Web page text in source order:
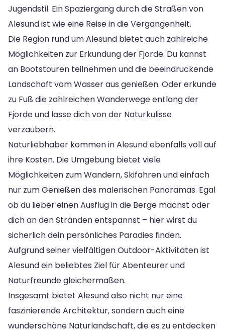
Jugendstil. Ein Spaziergang durch die Straßen von
Alesund ist wie eine Reise in die Vergangenheit.
Die Region rund um Alesund bietet auch zahlreiche
Möglichkeiten zur Erkundung der Fjorde. Du kannst
an Bootstouren teilnehmen und die beeindruckende
Landschaft vom Wasser aus genießen. Oder erkunde
zu Fuß die zahlreichen Wanderwege entlang der
Fjorde und lasse dich von der Naturkulisse
verzaubern.
Naturliebhaber kommen in Alesund ebenfalls voll auf
ihre Kosten. Die Umgebung bietet viele
Möglichkeiten zum Wandern, Skifahren und einfach
nur zum Genießen des malerischen Panoramas. Egal
ob du lieber einen Ausflug in die Berge machst oder
dich an den Stränden entspannst – hier wirst du
sicherlich dein persönliches Paradies finden.
Aufgrund seiner vielfältigen Outdoor-Aktivitäten ist
Alesund ein beliebtes Ziel für Abenteurer und
Naturfreunde gleichermaßen.
Insgesamt bietet Alesund also nicht nur eine
faszinierende Architektur, sondern auch eine
wunderschöne Naturlandschaft, die es zu entdecken